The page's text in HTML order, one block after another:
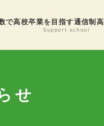
で高校卒業を目指す通信制
Support school
せ